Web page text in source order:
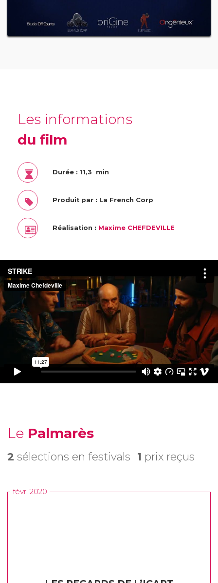
Les informations
du film
Durée : 11,3 min
Produit par : La French Corp
Réalisation : Maxime CHEFDEVILLE
Le Palmarès
2 sélections en festivals 1 prix reçus
févr. 2020